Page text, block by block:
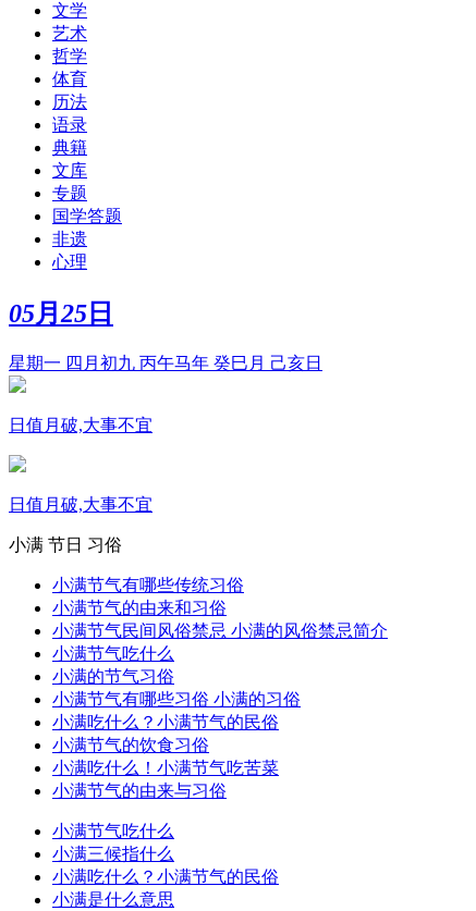
文学
艺术
哲学
体育
历法
语录
典籍
文库
专题
国学答题
非遗
心理
05月 25 日
星期一 四月初九 丙午马年 癸巳月 己亥日
日值月破,大事不宜
日值月破,大事不宜
小满 节日 习俗
小满节气有哪些传统习俗
小满节气的由来和习俗
小满节气民间风俗禁忌 小满的风俗禁忌简介
小满节气吃什么
小满的节气习俗
小满节气有哪些习俗 小满的习俗
小满吃什么？小满节气的民俗
小满节气的饮食习俗
小满吃什么！小满节气吃苦菜
小满节气的由来与习俗
小满节气吃什么
小满三候指什么
小满吃什么？小满节气的民俗
小满是什么意思